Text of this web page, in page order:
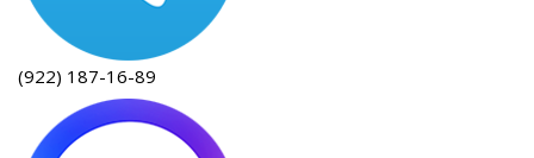
(922) 187-16-89